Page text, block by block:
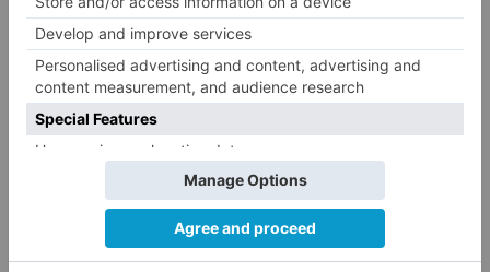
4
Herido un hombre de 35 años
que iba en silla de ruedas tras
ser atropellado en Burgos
5
"vaciado la hucha" y depende
del Ministerio para sostener las
inversiones